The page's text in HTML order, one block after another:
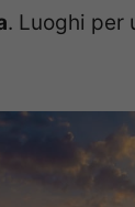
. Luoghi per